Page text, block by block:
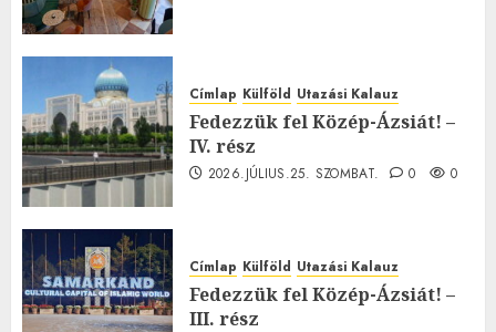
Címlap Külföld Utazási Kalauz
Fedezzük fel Közép-Ázsiát! –
IV. rész
2026.JÚLIUS.25. SZOMBAT. 0 0
Címlap Külföld Utazási Kalauz
Fedezzük fel Közép-Ázsiát! –
III. rész